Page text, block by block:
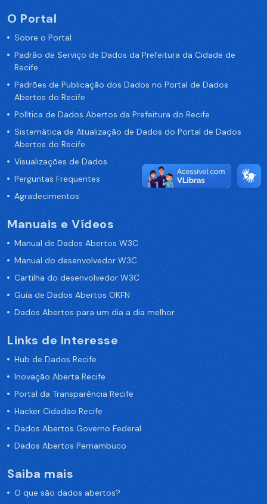
O Portal
Sobre o Portal
Padrão de Serviço de Dados da Prefeitura da Cidade de
Recife
Padrões de Publicação dos Dados no Portal de Dados
Abertos do Recife
Política de Dados Abertos da Prefeitura do Recife
Sistemática de Atualização de Dados do Portal de Dados
Abertos do Recife
Visualizações de Dados
Perguntas Frequentes
Agradecimentos
Manuais e Vídeos
Manual de Dados Abertos W3C
Manual do desenvolvedor W3C
Cartilha do desenvolvedor W3C
Guia de Dados Abertos OKFN
Dados Abertos para um dia a dia melhor
Links de Interesse
Hub de Dados Recife
Inovação Aberta Recife
Portal da Transparência Recife
Hacker Cidadão Recife
Dados Abertos Governo Federal
Dados Abertos Pernambuco
Saiba mais
O que são dados abertos?